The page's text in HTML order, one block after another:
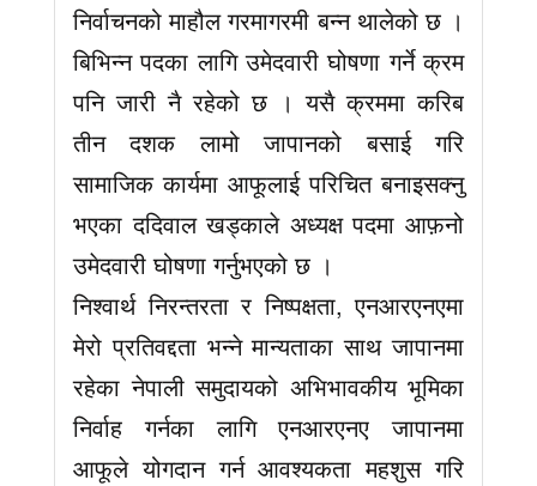
निर्वाचनको माहौल गरमागरमी बन्न थालेको छ ।
बिभिन्न पदका लागि उमेदवारी घोषणा गर्ने क्रम
पनि जारी नै रहेको छ । यसै क्रममा करिब
तीन दशक लामो जापानको बसाई गरि
सामाजिक कार्यमा आफूलाई परिचित बनाइसक्नु
भएका ददिवाल खड्काले अध्यक्ष पदमा आफ़नो
उमेदवारी घोषणा गर्नुभएको छ ।
निश्वार्थ निरन्तरता र निष्पक्षता, एनआरएनएमा
मेरो प्रतिवद्दता भन्ने मान्यताका साथ जापानमा
रहेका नेपाली समुदायको अभिभावकीय भूमिका
निर्वाह गर्नका लागि एनआरएनए जापानमा
आफूले योगदान गर्न आवश्यकता महशुस गरि